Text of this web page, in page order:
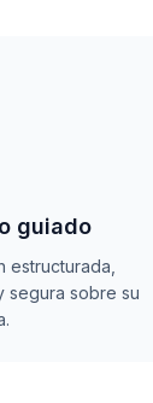
guiado
estructurada,
segura sobre su